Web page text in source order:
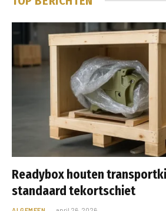
Readybox houten
standaard tekortschiet